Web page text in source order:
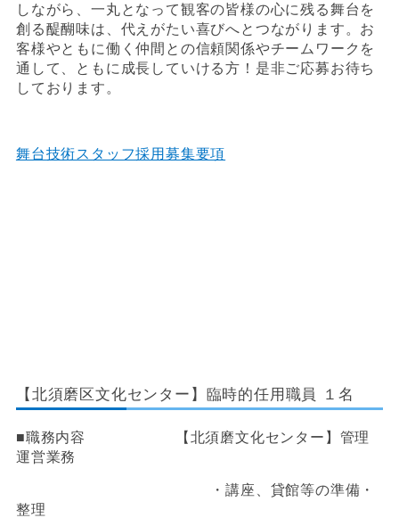
しながら、一丸となって観客の皆様の心に残る舞台を
創る醍醐味は、代えがたい喜びへとつながります。お
客様やともに働く仲間との信頼関係やチームワークを
通して、ともに成長していける方！是非ご応募お待ち
しております。
舞台技術スタッフ採用募集要項
【北須磨区文化センター】臨時的任用職員 １名
■職務内容 【北須磨文化センター】管理
運営業務
・講座、貸館等の準備・
整理